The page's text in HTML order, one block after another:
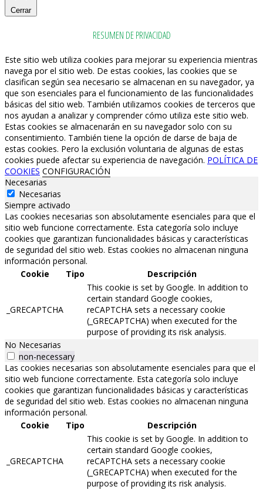
Cerrar
RESUMEN DE PRIVACIDAD
Este sitio web utiliza cookies para mejorar su experiencia mientras
navega por el sitio web. De estas cookies, las cookies que se
clasifican según sea necesario se almacenan en su navegador, ya
que son esenciales para el funcionamiento de las funcionalidades
básicas del sitio web. También utilizamos cookies de terceros que
nos ayudan a analizar y comprender cómo utiliza este sitio web.
Estas cookies se almacenarán en su navegador solo con su
consentimiento. También tiene la opción de darse de baja de
estas cookies. Pero la exclusión voluntaria de algunas de estas
cookies puede afectar su experiencia de navegación. POLÍTICA DE
COOKIES CONFIGURACIÓN
Necesarias
Necesarias
Siempre activado
Las cookies necesarias son absolutamente esenciales para que el
sitio web funcione correctamente. Esta categoría solo incluye
cookies que garantizan funcionalidades básicas y características
de seguridad del sitio web. Estas cookies no almacenan ninguna
información personal.
Cookie
Tipo Descripción
_GRECAPTCHA
This cookie is set by Google. In addition to
certain standard Google cookies,
reCAPTCHA sets a necessary cookie
(_GRECAPTCHA) when executed for the
purpose of providing its risk analysis.
No Necesarias
non-necessary
Las cookies necesarias son absolutamente esenciales para que el
sitio web funcione correctamente. Esta categoría solo incluye
cookies que garantizan funcionalidades básicas y características
de seguridad del sitio web. Estas cookies no almacenan ninguna
información personal.
Cookie
Tipo Descripción
_GRECAPTCHA
This cookie is set by Google. In addition to
certain standard Google cookies,
reCAPTCHA sets a necessary cookie
(_GRECAPTCHA) when executed for the
purpose of providing its risk analysis.